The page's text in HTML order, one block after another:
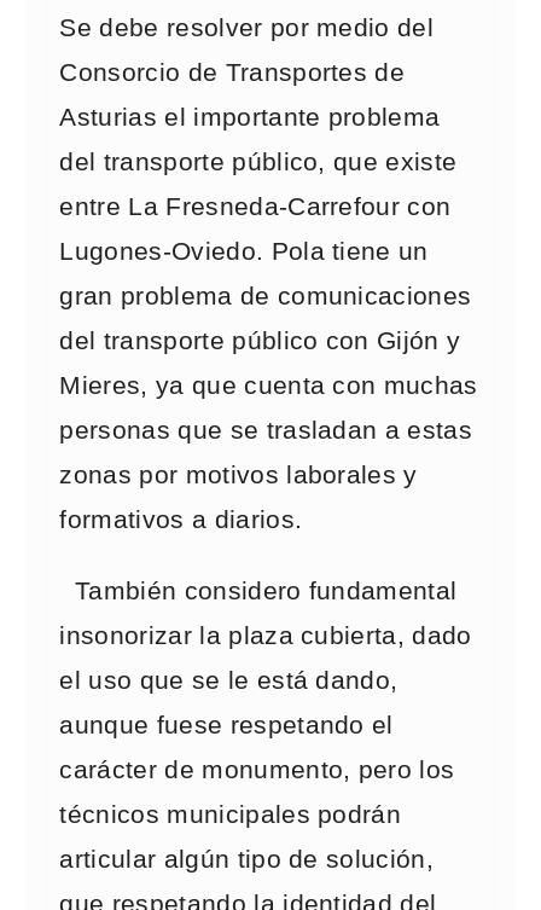
Se debe resolver por medio del
Consorcio de Transportes de
Asturias el importante problema
del transporte público, que existe
entre La Fresneda-Carrefour con
Lugones-Oviedo. Pola tiene un
gran problema de comunicaciones
del transporte público con Gijón y
Mieres, ya que cuenta con muchas
personas que se trasladan a estas
zonas por motivos laborales y
formativos a diarios.
También considero fundamental
insonorizar la plaza cubierta, dado
el uso que se le está dando,
aunque fuese respetando el
carácter de monumento, pero los
técnicos municipales podrán
articular algún tipo de solución,
que respetando la identidad del